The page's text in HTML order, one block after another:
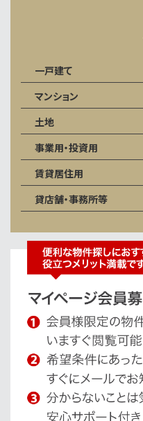
一戸建て
マンション
土地
事業用・投資用
賃貸居住用
貸店舗・事務所等